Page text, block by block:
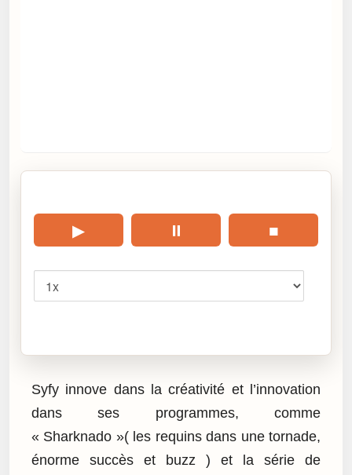
▶ ⏸ ■
Syfy innove dans la créativité et l’innovation
dans ses programmes, comme
« Sharknado »( les requins dans une tornade,
énorme succès et buzz ) et la série de